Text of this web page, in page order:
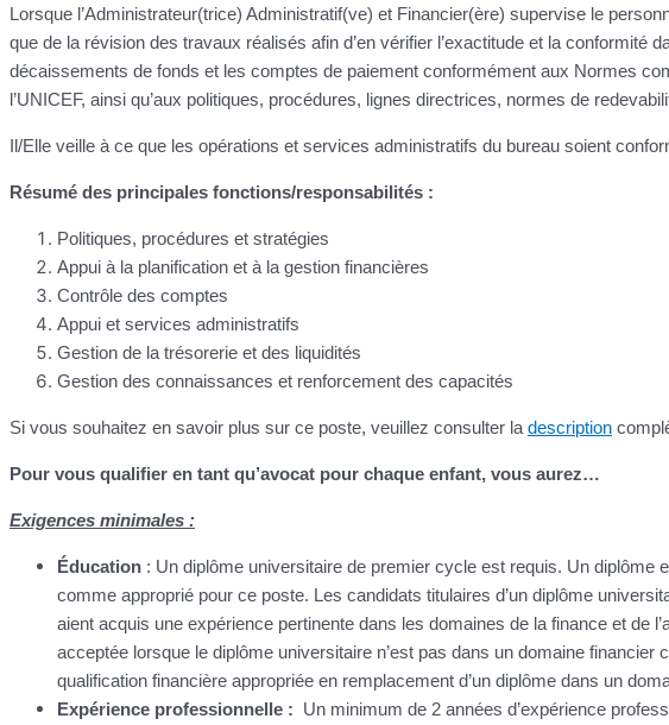
Lorsque l’Administrateur(trice) Administratif(ve) et Financier(ère) supervise le
que de la révision des travaux réalisés afin d’en vérifier l’exactitude et la
décaissements de fonds et les comptes de paiement conformément aux Normes
l’UNICEF, ainsi qu’aux politiques, procédures, lignes directrices, normes de
Il/Elle veille à ce que les opérations et services administratifs du bureau soient
Résumé des principales fonctions/responsabilités :
Politiques, procédures et stratégies
Appui à la planification et à la gestion financières
Contrôle des comptes
Appui et services administratifs
Gestion de la trésorerie et des liquidités
Gestion des connaissances et renforcement des capacités
Si vous souhaitez en savoir plus sur ce poste, veuillez consulter la description
Pour vous qualifier en tant qu’avocat pour chaque enfant, vous aurez…
Exigences minimales :
Éducation : Un diplôme universitaire de premier cycle est requis. Un diplôme
comme approprié pour ce poste. Les candidats titulaires d’un diplôme
aient acquis une expérience pertinente dans les domaines de la finance et de
acceptée lorsque le diplôme universitaire n’est pas dans un domaine
qualification financière appropriée en remplacement d’un diplôme dans un
Expérience professionnelle :
Un minimum de 2 années d’expérience